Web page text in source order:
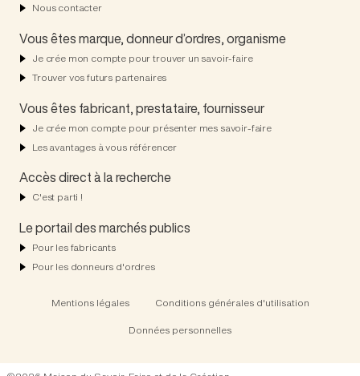
Nous contacter
Vous êtes marque, donneur d’ordres, organisme
Je crée mon compte pour trouver un savoir-faire
Trouver vos futurs partenaires
Vous êtes fabricant, prestataire, fournisseur
Je crée mon compte pour présenter mes savoir-faire
Les avantages à vous référencer
Accès direct à la recherche
C'est parti !
Le portail des marchés publics
Pour les fabricants
Pour les donneurs d'ordres
Mentions légales
Conditions générales d'utilisation
Données personnelles